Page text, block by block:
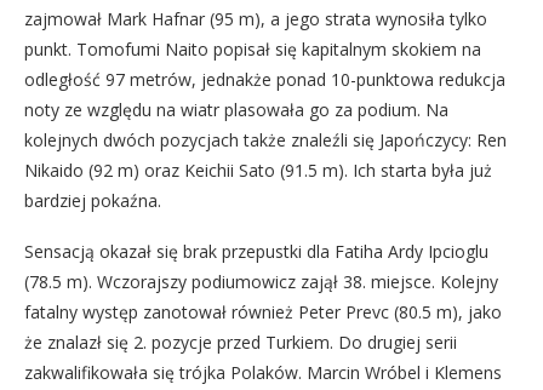
zajmował Mark Hafnar (95 m), a jego strata wynosiła tylko
punkt. Tomofumi Naito popisał się kapitalnym skokiem na
odległość 97 metrów, jednakże ponad 10-punktowa redukcja
noty ze względu na wiatr plasowała go za podium. Na
kolejnych dwóch pozycjach także znaleźli się Japończycy: Ren
Nikaido (92 m) oraz Keichii Sato (91.5 m). Ich starta była już
bardziej pokaźna.
Sensacją okazał się brak przepustki dla Fatiha Ardy Ipcioglu
(78.5 m). Wczorajszy podiumowicz zajął 38. miejsce. Kolejny
fatalny występ zanotował również Peter Prevc (80.5 m), jako
że znalazł się 2. pozycje przed Turkiem. Do drugiej serii
zakwalifikowała się trójka Polaków. Marcin Wróbel i Klemens